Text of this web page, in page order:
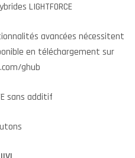
LIGHTFORCE
avancées nécessitent
en téléchargement sur
ghub
sans additif